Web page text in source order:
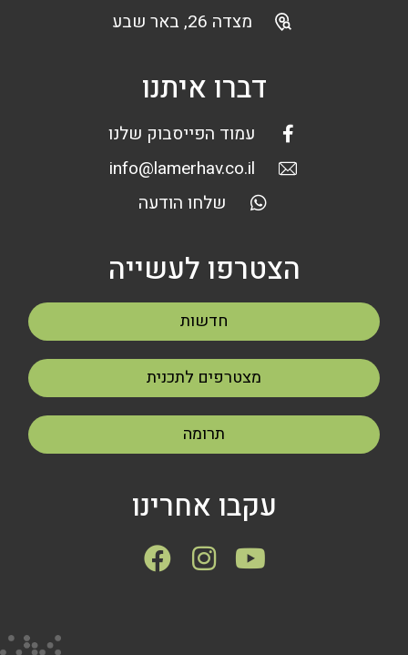
מצדה 26, באר שבע
דברו איתנו
עמוד הפייסבוק שלנו
info@lamerhav.co.il
שלחו הודעה
הצטרפו לעשייה
חדשות
מצטרפים לתכנית
תרומה
עקבו אחרינו